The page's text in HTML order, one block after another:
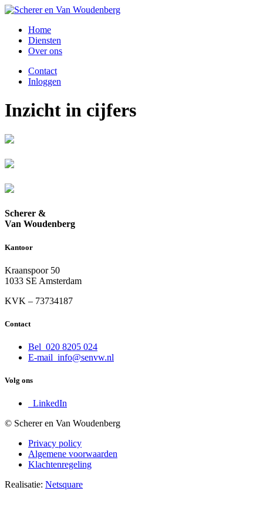
Home
Diensten
Over ons
Contact
Inloggen
Inzicht in cijfers
Scherer &
Van Woudenberg
Kantoor
Kraanspoor 50
1033 SE Amsterdam
KVK – 73734187
Contact
Bel 020 8205 024
E-mail info@senvw.nl
Volg ons
LinkedIn
© Scherer en Van Woudenberg
Privacy policy
Algemene voorwaarden
Klachtenregeling
Realisatie: Netsquare